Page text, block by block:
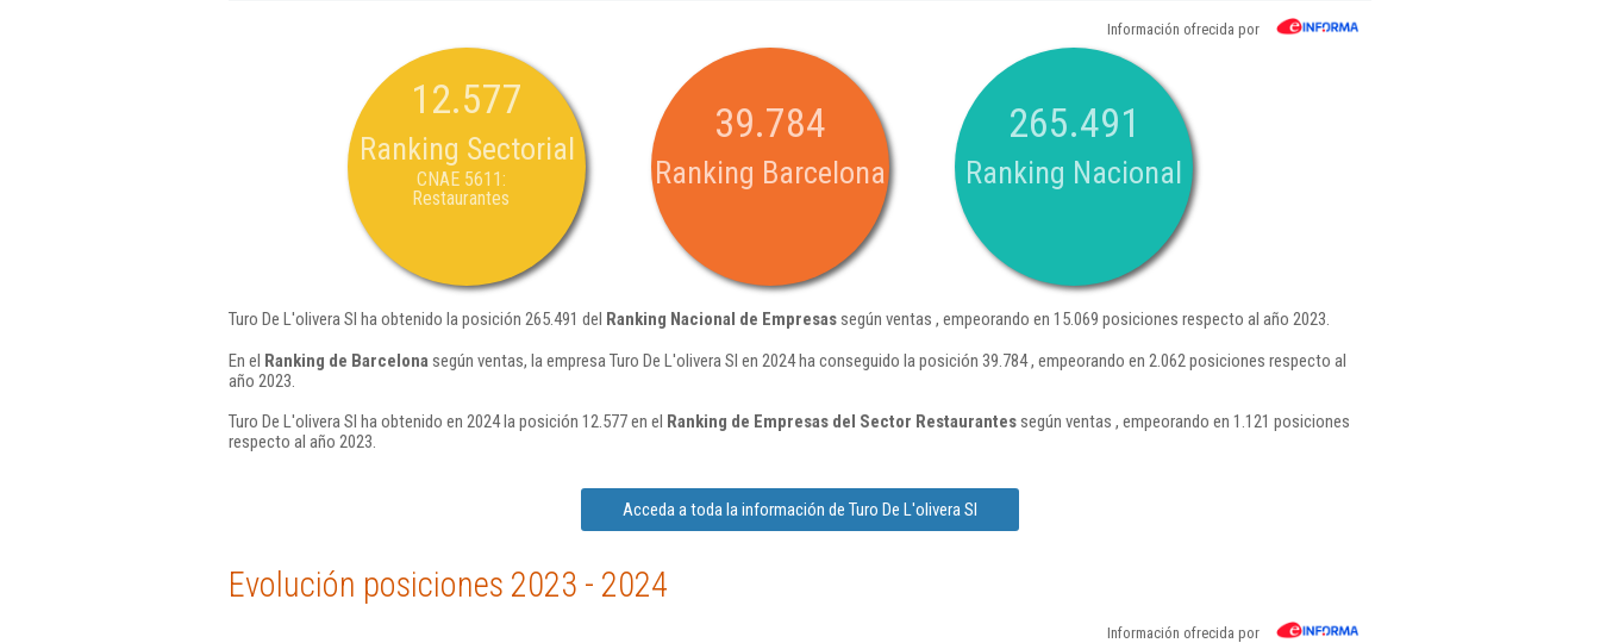
Información ofrecida por
12.577
Ranking Sectorial
CNAE 5611:
Restaurantes
39.784
Ranking Barcelona
265.491
Ranking Nacional
Turo De L'olivera Sl ha obtenido la posición 265.491 del Ranking Nacional de Empresassegún ventas , empeorando en 15.069 posiciones respecto al año 2023.
En el Ranking de Barcelona según ventas, la empresa Turo De L'olivera Sl en 2024 ha conseguido la posición 39.784 , empeorando en 2.062 posiciones respecto al
año 2023.
Turo De L'olivera Sl ha obtenido en 2024 la posición 12.577 en el Ranking de Empresas del Sector Restaurantessegún ventas , empeorando en 1.121 posiciones
respecto al año 2023.
Acceda a toda la información de Turo De L'olivera Sl
Evolución posiciones 2023 - 2024
Información ofrecida por